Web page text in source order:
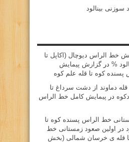
بینالود
خط الراس ديوچال (اكاپل تا
% درگزارش پیمایش
کوه تا قله علم کوه
دماوند از دشت سرداغ تا
در پیمایش کامل خط الراس
خط الراس پسنده کوه تا
در
اولین صعود زمستانی خط
قله ی خرسان شمالی (بخش